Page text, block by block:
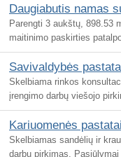
Daugiabutis namas
Parengti 3 aukštų, 898.53
maitinimo paskirties
Savivaldybės
Skelbiama rinkos
įrengimo darbų viešojo
Kariuomenės
Skelbiamas sandėlių ir
darbų pirkimas.